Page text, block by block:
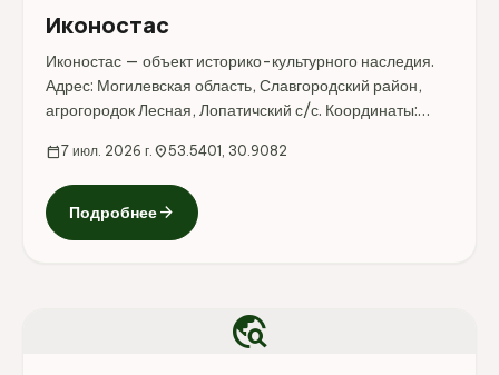
Иконостас
Иконостас — объект историко-культурного наследия.
Адрес: Могилевская область, Славгородский район,
агрогородок Лесная, Лопатичский с/с. Координаты:
уточнить режим...
calendar_today7 июл. 2026 г. location_on53.5401, 30.9082
Подробнееarrow_forward
travel_explore